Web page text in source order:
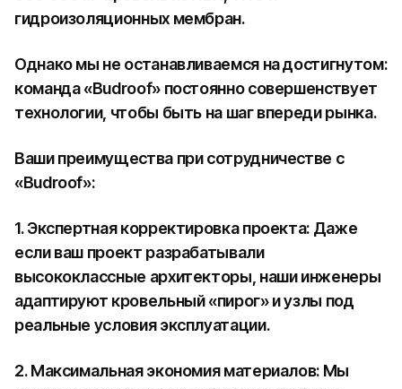
гидроизоляционных мембран.
Однако мы не останавливаемся на достигнутом:
команда «Budroof» постоянно совершенствует
технологии, чтобы быть на шаг впереди рынка.
Ваши преимущества при сотрудничестве с
«Budroof»:
1. Экспертная корректировка проекта: Даже
если ваш проект разрабатывали
высококлассные архитекторы, наши инженеры
адаптируют кровельный «пирог» и узлы под
реальные условия эксплуатации.
2. Максимальная экономия материалов: Мы